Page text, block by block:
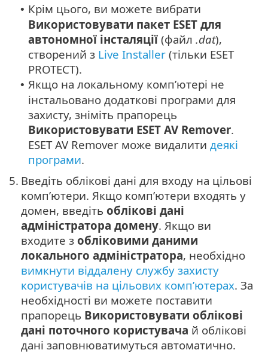
• Крім цього, ви можете вибрати
Використовувати пакет ESET для
автономної інсталяції (файл .dat),
створений з Live Installer (тільки ESET
PROTECT).
• Якщо на локальному комп’ютері не
інстальовано додаткові програми для
захисту, зніміть прапорець
Використовувати ESET AV Remover.
ESET AV Remover може видалити деякі
програми.
5. Введіть облікові дані для входу на цільові
комп’ютери. Якщо комп’ютери входять у
домен, введіть облікові дані
адміністратора домену. Якщо ви
входите з обліковими даними
локального адміністратора, необхідно
вимкнути віддалену службу захисту
користувачів на цільових комп’ютерах. За
необхідності ви можете поставити
прапорець Використовувати облікові
дані поточного користувача й облікові
дані заповнюватимуться автоматично.